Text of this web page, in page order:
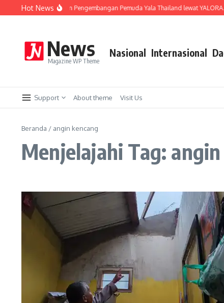
Lewati ke konten
Hot News
UMM Bikin Pengembangan Pemuda Yala Thailand lewat
News
Magazine WP Theme
Nasional Internasional
Support About theme Visit Us
Beranda / angin kencang
Menjelajahi Tag: